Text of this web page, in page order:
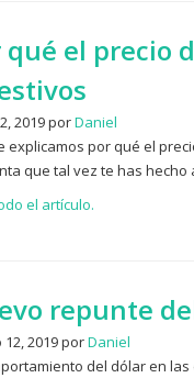
qué el precio
2019 porDaniel
explicamos por qué el
que tal vez te has
el artículo.
repunte
2019 porDaniel
del dólar en